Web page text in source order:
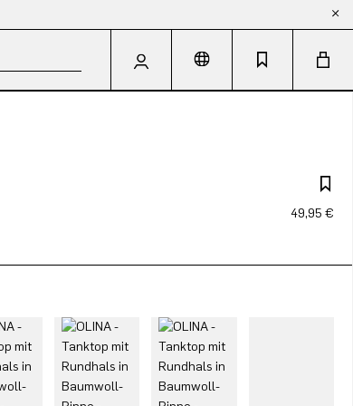
49,95 €